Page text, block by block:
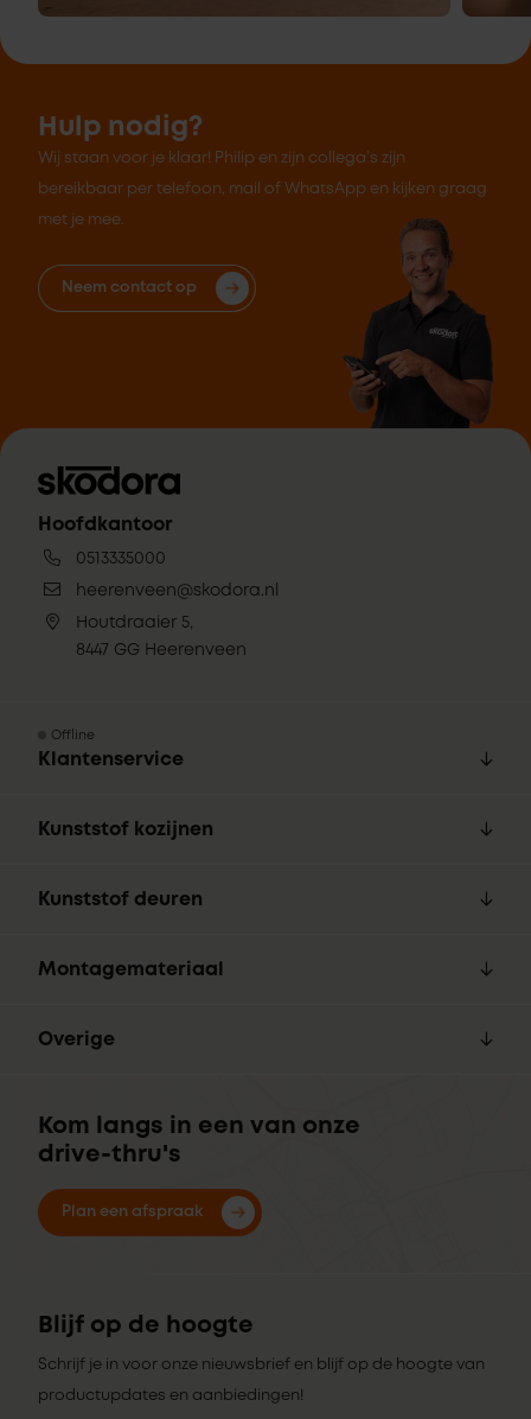
Hulp nodig?
Wij staan voor je klaar! Philip en zijn collega's zijn
bereikbaar per telefoon, mail of WhatsApp en kijken graag
met je mee.
Neem contact op
Hoofdkantoor
0513335000
heerenveen@skodora.nl
Houtdraaier 5,
8447 GG Heerenveen
Offline
Klantenservice
Kunststof kozijnen
Kunststof deuren
Montagemateriaal
Overige
Kom langs in een van onze
drive-thru's
Plan een afspraak
Blijf op de hoogte
Schrijf je in voor onze nieuwsbrief en blijf op de hoogte van
productupdates en aanbiedingen!